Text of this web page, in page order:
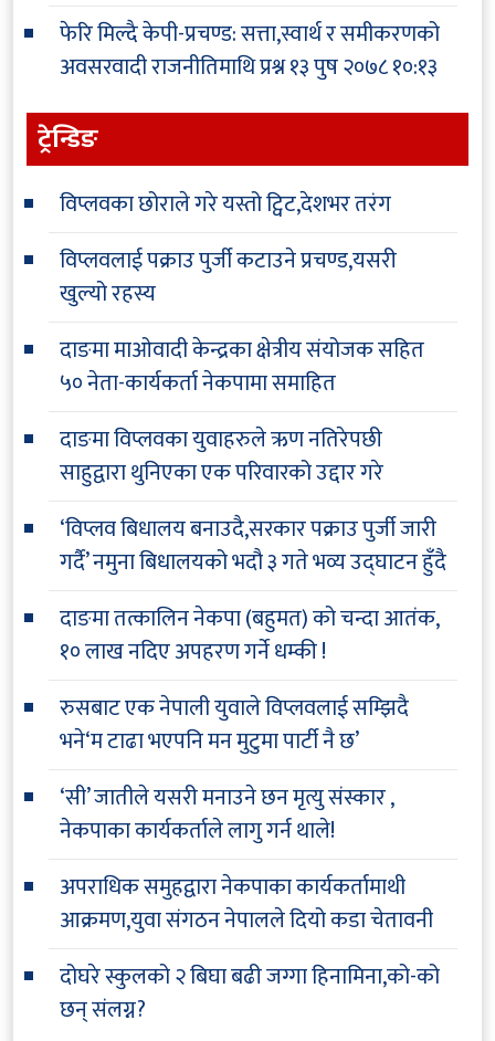
फेरि मिल्दै केपी-प्रचण्ड: सत्ता,स्वार्थ र समीकरणको
अवसरवादी राजनीतिमाथि प्रश्न१३ पुष २०७८ १०:१३
ट्रेन्डिङ
विप्लवका छोराले गरे यस्तो ट्विट,देशभर तरंग
विप्लवलाई पक्राउ पुर्जी कटाउने प्रचण्ड,यसरी
खुल्यो रहस्य
दाङमा माओवादी केन्द्रका क्षेत्रीय संयोजक सहित
५० नेता-कार्यकर्ता नेकपामा समाहित
दाङमा विप्लवका युवाहरुले ऋण नतिरेपछी
साहुद्वारा थुनिएका एक परिवारको उद्दार गरे
‘विप्लव बिधालय बनाउदै,सरकार पक्राउ पुर्जी जारी
गर्दै’ नमुना बिधालयको भदौ ३ गते भव्य उद्घाटन हुँदै
दाङमा तत्कालिन नेकपा (बहुमत) को चन्दा आतंक,
१० लाख नदिए अपहरण गर्ने धम्की !
रुसबाट एक नेपाली युवाले विप्लवलाई सम्झिदै
भने‘म टाढा भएपनि मन मुटुमा पार्टी नै छ’
‘सी’ जातीले यसरी मनाउने छन मृत्यु संस्कार ,
नेकपाका कार्यकर्ताले लागु गर्न थाले!
अपराधिक समुहद्वारा नेकपाका कार्यकर्तामाथी
आक्रमण,युवा संगठन नेपालले दियो कडा चेतावनी
दोघरे स्कुलको २ बिघा बढी जग्गा हिनामिना,को-को
छन् संलग्न?